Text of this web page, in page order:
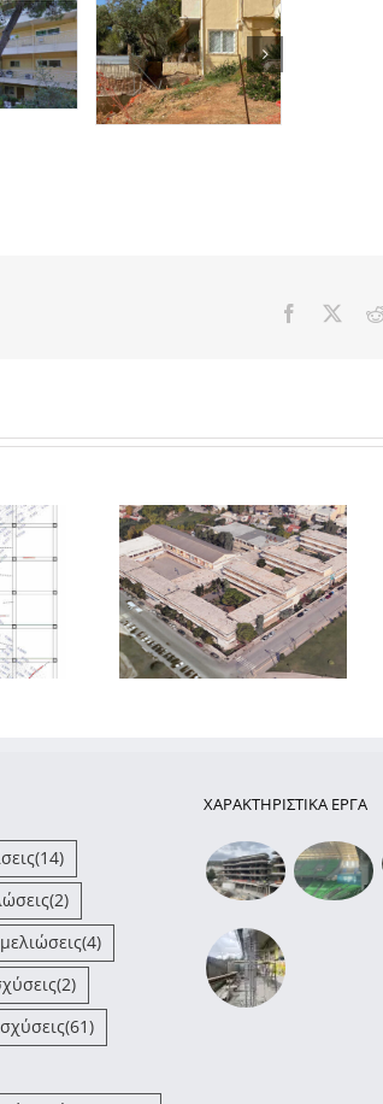
Facebook
των
στο
ΕΠΑΛ στη
Μελέτη ενίσχυσης Φ.Ο.
βιομηχανικού κτιρίου
στην Εύβοια
(14)
(2)
(4)
(2)
(61)
ΧΑΡΑΚΤΗΡΙΣΤΙΚΑ ΕΡΓΑ